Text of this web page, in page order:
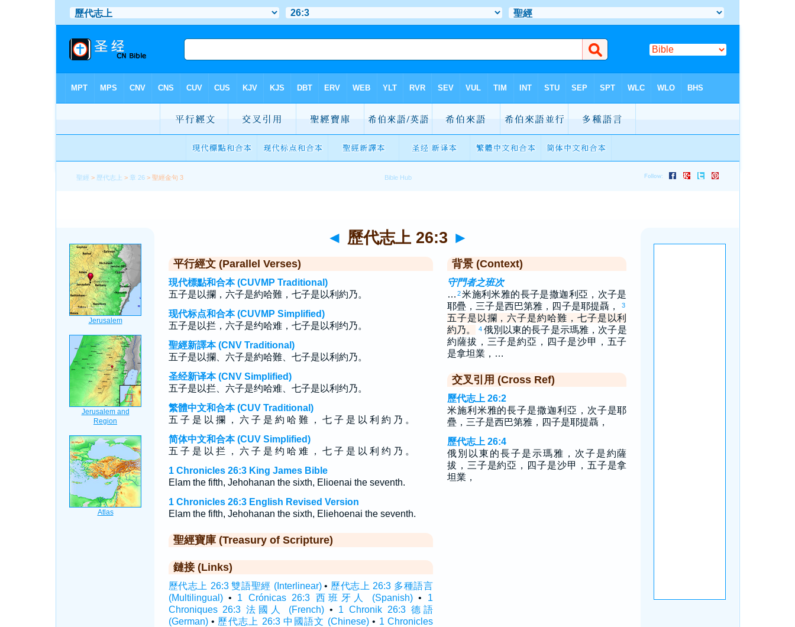
聖經 > 歷代志上 > 章 26 > 聖經金句 3
◄ 歷代志上 26:3 ►
平行經文 (Parallel Verses)
現代標點和合本 (CUVMP Traditional)
五子是以攔，六子是約哈難，七子是以利約乃。
现代标点和合本 (CUVMP Simplified)
五子是以拦，六子是约哈难，七子是以利约乃。
聖經新譯本 (CNV Traditional)
五子是以攔、六子是約哈難、七子是以利約乃。
圣经新译本 (CNV Simplified)
五子是以拦、六子是约哈难、七子是以利约乃。
繁體中文和合本 (CUV Traditional)
五 子 是 以 攔 ， 六 子 是 約 哈 難 ， 七 子 是 以 利 約 乃 。
简体中文和合本 (CUV Simplified)
五 子 是 以 拦 ， 六 子 是 约 哈 难 ， 七 子 是 以 利 约 乃 。
1 Chronicles 26:3 King James Bible
Elam the fifth, Jehohanan the sixth, Elioenai the seventh.
1 Chronicles 26:3 English Revised Version
Elam the fifth, Jehohanan the sixth, Eliehoenai the seventh.
聖經寶庫 (Treasury of Scripture)
鏈接 (Links)
歷代志上 26:3 雙語聖經 (Interlinear)• 歷代志上 26:3 多種語言
(Multilingual)• 1 Crónicas 26:3 西班牙人 (Spanish) • 1
Chroniques 26:3 法國人 (French) • 1 Chronik 26:3 德語
(German)• 歷代志上 26:3 中國語文 (Chinese)• 1 Chronicles
背景 (Context)
守門者之班次
… 2米施利米雅的長子是撒迦利亞，次子是
耶疊，三子是西巴第雅，四子是耶提聶，
3
五子是以攔，六子是約哈難，七子是以利
約乃。
4 俄別以東的長子是示瑪雅，次子是
約薩拔，三子是約亞，四子是沙甲，五子
是拿坦業，…
交叉引用 (Cross Ref)
歷代志上 26:2
米施利米雅的長子是撒迦利亞，次子是耶
疊，三子是西巴第雅，四子是耶提聶，
歷代志上 26:4
俄別以東的長子是示瑪雅，次子是約薩
拔，三子是約亞，四子是沙甲，五子是拿
坦業，